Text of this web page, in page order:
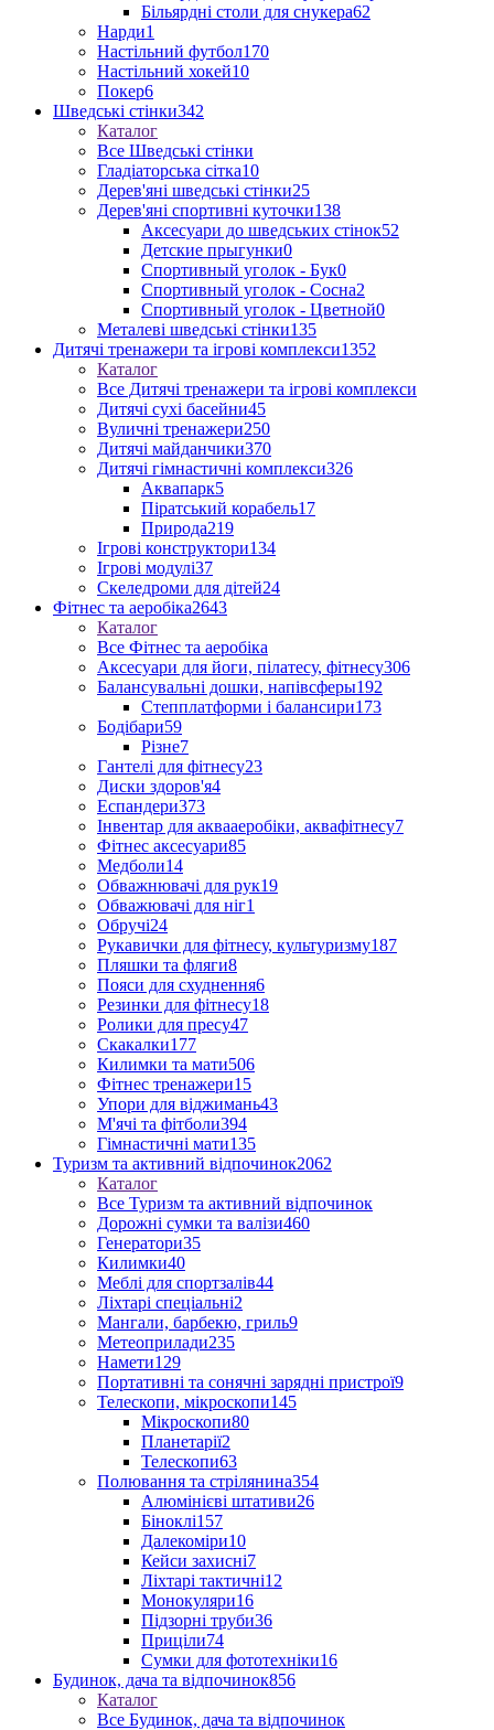
Більярдні столи для снукера62
Нарди1
Настільний футбол170
Настільний хокей10
Покер6
Шведські стінки342
Каталог
Все Шведські стінки
Гладіаторська сітка10
Дерев'яні шведські стінки25
Дерев'яні спортивні куточки138
Аксесуари до шведських стінок52
Детские прыгунки0
Спортивный уголок - Бук0
Спортивный уголок - Сосна2
Спортивный уголок - Цветной0
Металеві шведські стінки135
Дитячі тренажери та ігрові комплекси1352
Каталог
Все Дитячі тренажери та ігрові комплекси
Дитячі сухі басейни45
Вуличні тренажери250
Дитячі майданчики370
Дитячі гімнастичні комплекси326
Аквапарк5
Піратський корабель17
Природа219
Ігрові конструктори134
Ігрові модулі37
Скеледроми для дітей24
Фітнес та аеробіка2643
Каталог
Все Фітнес та аеробіка
Аксесуари для йоги, пілатесу, фітнесу306
Балансувальні дошки, напівсферы192
Степплатформи і балансири173
Бодібари59
Різне7
Гантелі для фітнесу23
Диски здоров'я4
Еспандери373
Інвентар для аквааеробіки, аквафітнесу7
Фітнес аксесуари85
Медболи14
Обважнювачі для рук19
Обважювачі для ніг1
Обручі24
Рукавички для фітнесу, культуризму187
Пляшки та фляги8
Пояси для схуднення6
Резинки для фітнесу18
Ролики для пресу47
Скакалки177
Килимки та мати506
Фітнес тренажери15
Упори для віджимань43
М'ячі та фітболи394
Гімнастичні мати135
Туризм та активний відпочинок2062
Каталог
Все Туризм та активний відпочинок
Дорожні сумки та валізи460
Генератори35
Килимки40
Меблі для спортзалів44
Ліхтарі спеціальні2
Мангали, барбекю, гриль9
Метеоприлади235
Намети129
Портативні та сонячні зарядні пристрої9
Телескопи, мікроскопи145
Мікроскопи80
Планетарії2
Телескопи63
Полювання та стрілянина354
Алюмінієві штативи26
Біноклі157
Далекоміри10
Кейси захисні7
Ліхтарі тактичні12
Монокуляри16
Підзорні труби36
Приціли74
Сумки для фототехніки16
Будинок, дача та відпочинок856
Каталог
Все Будинок, дача та відпочинок